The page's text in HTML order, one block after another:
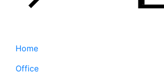
Home
Office